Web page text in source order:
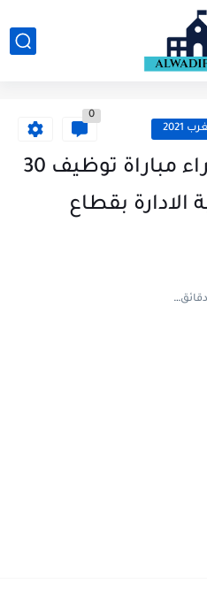
0
لائحة المدعوين لإجراء مباراة توظيف 30
بقطاع